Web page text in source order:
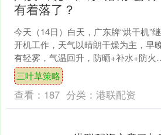
有着落了？
今天（14日）白天，广东牌“烘干机”
开机工作，天气以晴朗干燥为主，早
有轻雾，气温回升，防晒+补水+防火
成为近期的日常操作三件套。此时此
刻，你喝了几杯水了....
三叶草策略
查看： 187 分类： 港联配资